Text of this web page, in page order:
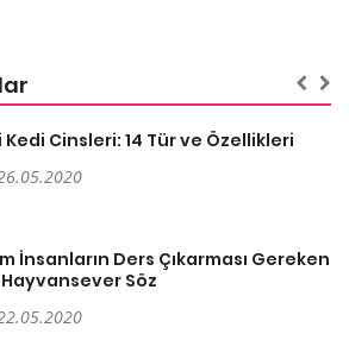
Kedi Cinsleri: 14 Tür ve Özellikleri
İnsanların Ders Çıkarması Gereken
Hayvansever Söz